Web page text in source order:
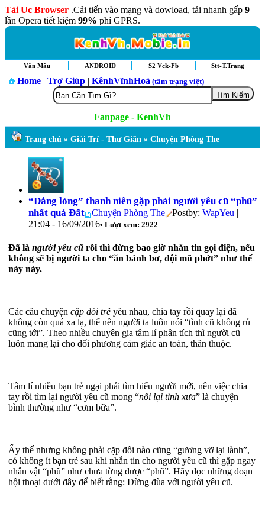
Tải Uc Browser .Cải tiến vào mạng và dowload, tải nhanh gấp 9
lần Opera tiết kiệm 99% phí GPRS.
Văn Mẫu ANDROID S2 Vck-Fb Stt-T.Trạng
Home | Trợ Giúp | KênhVĩnhHoà (tâm trạng việt)
Fanpage - KenhVh
Trang chủ » Giải Trí - Thư Giãn » Chuyện Phòng The
“Đắng lòng” thanh niên gặp phải người yêu cũ “phũ”
nhất quả Đất
Chuyện Phòng The Postby: WapYeu |
21:04 - 16/09/2016• Lượt xem: 2922
Đã là người yêu cũ rồi thì đừng bao giờ nhắn tin gọi điện, nếu
không sẽ bị người ta cho “ăn bánh bơ, đội mũ phớt” như thế
này này.
Các câu chuyện cặp đôi trẻ yêu nhau, chia tay rồi quay lại đã
không còn quá xa lạ, thế nên người ta luôn nói “tình cũ không rủ
cũng tới”. Theo nhiều chuyên gia tâm lí phân tích thì người cũ
luôn mang lại cho đối phương cảm giác an toàn, thân thuộc.
Tâm lí nhiều bạn trẻ ngại phải tìm hiểu người mới, nên việc chia
tay rồi tìm lại người yêu cũ mong “nối lại tình xưa” là chuyện
bình thường như “cơm bữa”.
Ấy thế nhưng không phải cặp đôi nào cũng “gương vỡ lại lành”,
có không ít bạn trẻ sau khi nhắn tin cho người yêu cũ thì gặp ngay
nhân vật “phũ” như chưa từng được “phũ”. Hãy đọc những đoạn
hội thoại dưới đây để biết rằng: Đừng đùa với người yêu cũ.